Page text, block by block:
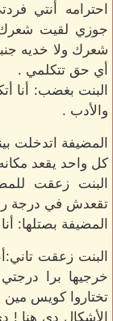
احترامه أنتي
جوزي لقيت شعرك
شعرك ولا خديه
أي حق تتكلمي .
البنت بغضب: أنا
والأدب .
المضيفة اتدخلت
كل واحد يقعد
البنت زعقت
تقعدش في درجة
المضيفة بصتلها:
البنت زعقت
خرجيها برا
تختاروا كويس
الأشكال دي هنا !